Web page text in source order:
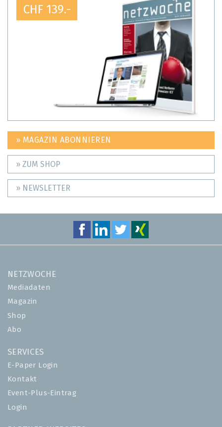
CHF 139.-
» MAGAZIN ABONNIEREN
» ZUM SHOP
» NEWSLETTER
NETZWOCHE
Mediadaten
Magazin
Shop
Abo
SERVICES
E-Paper Login
Kontakt
Event-Plus-Eintrag
Login